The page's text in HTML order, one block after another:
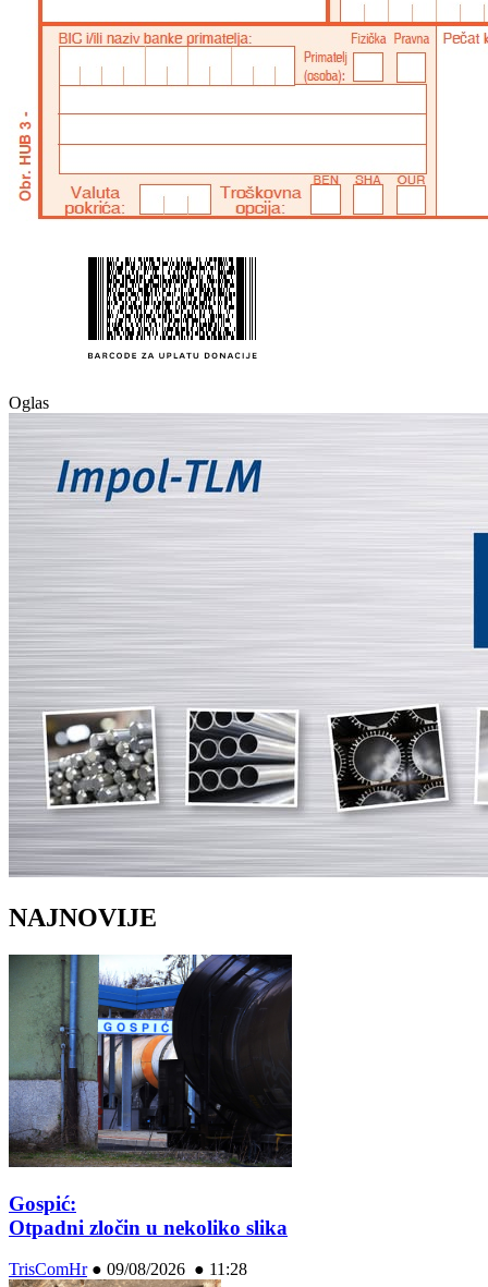
Oglas
NAJNOVIJE
Gospić:
Otpadni zločin u nekoliko slika
TrisComHr● 09/08/2026 ● 11:28